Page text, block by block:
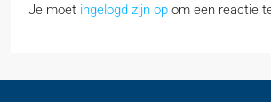
Je moet ingelogd zijn op om een reactie